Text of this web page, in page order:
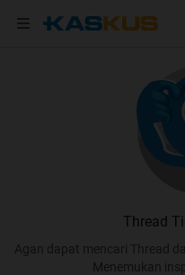
Thread
Agan dapat mencari Thread
Menemukan